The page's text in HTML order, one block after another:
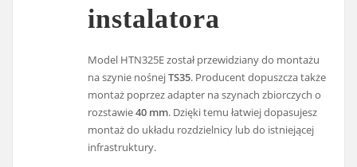
instalatora
Model HTN325E został przewidziany do montażu
na szynie nośnejTS35. Producent dopuszcza także
montaż poprzez adapter na szynach zbiorczych o
rozstawie40 mm. Dzięki temu łatwiej dopasujesz
montaż do układu rozdzielnicy lub do istniejącej
infrastruktury.